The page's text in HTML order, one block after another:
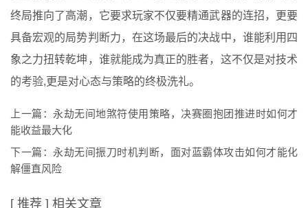
终局推向了高潮，它要求玩家不仅要精通武器的连招，更要
具备宏观的局势判断力，在这场最后的决战中，谁能利用四
象之力扭转乾坤，谁就能成为真正的胜者，这不仅是对技术
的考验,更是对心态与策略的终极洗礼。
上一篇： 永劫无间地煞符使用策略，决赛圈抱团推进时如何才
能收益最大化
下一篇： 永劫无间振刀时机判断，面对蓝霸体攻击如何才能化
解僵直风险
[ 推荐 ] 相关文章